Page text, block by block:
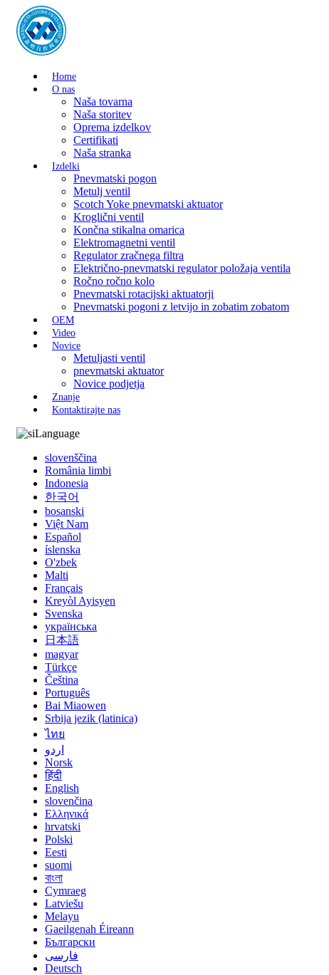
Home
O nas
Naša tovarna
Naša storitev
Oprema izdelkov
Certifikati
Naša stranka
Izdelki
Pnevmatski pogon
Metulj ventil
Scotch Yoke pnevmatski aktuator
Kroglični ventil
Končna stikalna omarica
Elektromagnetni ventil
Regulator zračnega filtra
Električno-pnevmatski regulator položaja ventila
Ročno ročno kolo
Pnevmatski rotacijski aktuatorji
Pnevmatski pogoni z letvijo in zobatim zobatom
OEM
Video
Novice
Metuljasti ventil
pnevmatski aktuator
Novice podjetja
Znanje
Kontaktirajte nas
Language
slovenščina
România limbi
Indonesia
한국어
bosanski
Việt Nam
Español
íslenska
O'zbek
Malti
Français
Kreyòl Ayisyen
Svenska
українська
日本語
magyar
Türkçe
Čeština
Português
Bai Miaowen
Srbija jezik (latinica)
ไทย
اردو
Norsk
हिंदी
English
slovenčina
Ελληνικά
hrvatski
Polski
Eesti
suomi
বাংলা
Cymraeg
Latviešu
Melayu
Gaeilgenah Éireann
Български
فارسی
Deutsch